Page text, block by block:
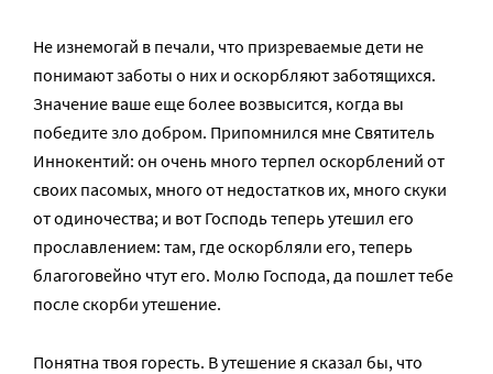
Не изнемогай в печали, что призреваемые дети не
понимают заботы о них и оскорбляют заботящихся.
Значение ваше еще более возвысится, когда вы
победите зло добром. Припомнился мне Святитель
Иннокентий: он очень много терпел оскорблений от
своих пасомых, много от недостатков их, много скуки
от одиночества; и вот Господь теперь утешил его
прославлением: там, где оскорбляли его, теперь
благоговейно чтут его. Молю Господа, да пошлет тебе
после скорби утешение.
Понятна твоя горесть. В утешение я сказал бы, что